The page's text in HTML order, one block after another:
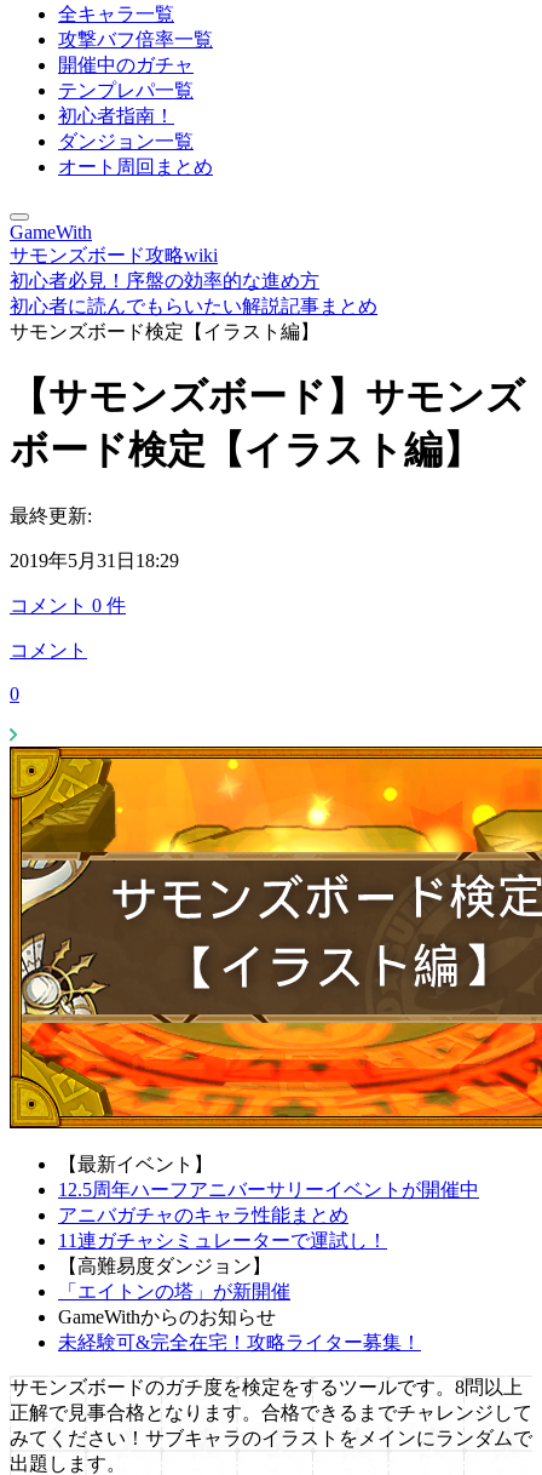
全キャラ一覧
攻撃バフ倍率一覧
開催中のガチャ
テンプレパ一覧
初心者指南！
ダンジョン一覧
オート周回まとめ
GameWith
サモンズボード攻略wiki
初心者必見！序盤の効率的な進め方
初心者に読んでもらいたい解説記事まとめ
サモンズボード検定【イラスト編】
【サモンズボード】サモンズ
ボード検定【イラスト編】
最終更新:
2019年5月31日18:29
コメント 0 件
コメント
0
【最新イベント】
12.5周年ハーフアニバーサリーイベントが開催中
アニバガチャのキャラ性能まとめ
11連ガチャシミュレーターで運試し！
【高難易度ダンジョン】
「エイトンの塔」が新開催
GameWithからのお知らせ
未経験可&完全在宅！攻略ライター募集！
サモンズボードのガチ度を検定をするツールです。8問以上
正解で見事合格となります。合格できるまでチャレンジして
みてください！サブキャラのイラストをメインにランダムで
出題します。